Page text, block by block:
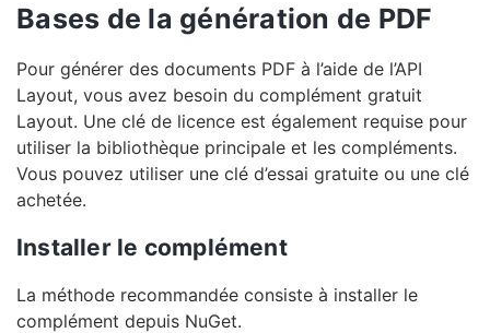
Bases de la génération de PDF
Pour générer des documents PDF à l’aide de l’API
Layout, vous avez besoin du complément gratuit
Layout. Une clé de licence est également requise pour
utiliser la bibliothèque principale et les compléments.
Vous pouvez utiliser une clé d’essai gratuite ou une clé
achetée.
Installer le complément
La méthode recommandée consiste à installer le
complément depuis NuGet.